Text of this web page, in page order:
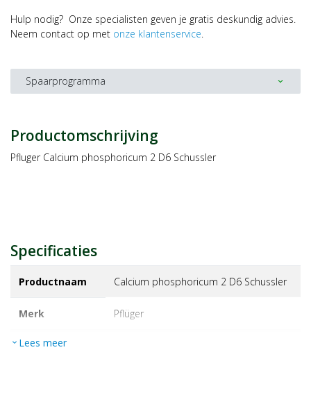
Hulp nodig? Onze specialisten geven je gratis deskundig advies.
Neem contact op met onze klantenservice.
Spaarprogramma expand_more
Productomschrijving
Pfluger Calcium phosphoricum 2 D6 Schussler
Specificaties
Productnaam Calcium phosphoricum 2 D6 Schussler
Merk pflüger
EAN
expand_more Lees meer